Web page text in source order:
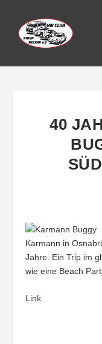
40
Karmann in
Jahre. Ein Trip im
wie eine Beach
Link